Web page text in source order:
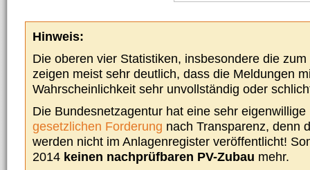
Hinweis:
Die oberen vier Statistiken, insbesondere die
zeigen meist sehr deutlich, dass die Meldungen
Wahrscheinlichkeit sehr unvollständig oder
Die Bundesnetzagentur hat eine sehr
gesetzlichen Forderung nach Transparenz, denn
werden nicht im Anlagenregister veröffentlicht!
2014 keinen nachprüfbaren PV-Zubau mehr.